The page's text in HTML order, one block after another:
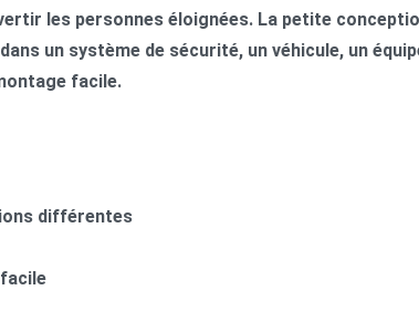
les personnes éloignées. La petite
un système de sécurité, un véhicule, un
facile.
différentes